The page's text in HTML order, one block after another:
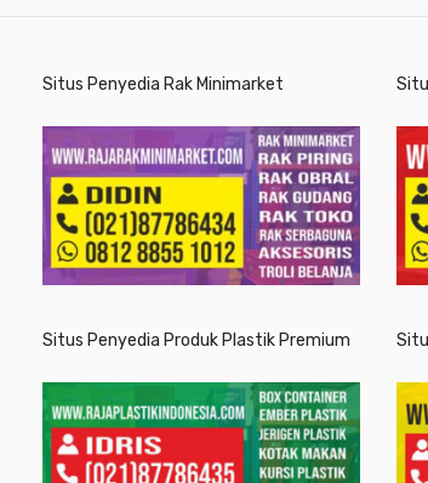
Situs Penyedia Rak Minimarket
Situs Penyedia Produk Plastik Premium